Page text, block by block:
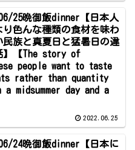
25晩御飯dinner【日本人
り色んな種類の食材を味わ
民族と真夏日と猛暑日の違
】【The story of
people want to taste
rather than quantity
midsummer day and a
2022.06.25
24晩御飯dinner【日本に